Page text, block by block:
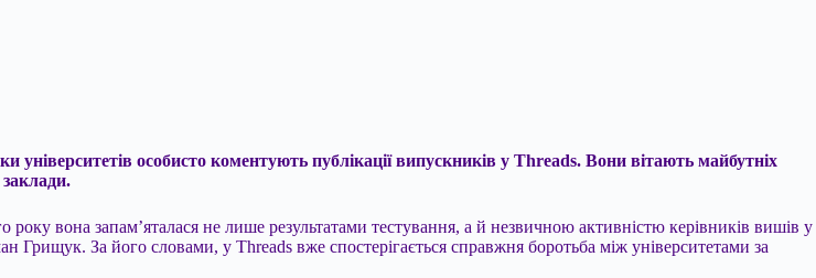
університетів особисто коментують публікації випускників у Threads. Вони вітають майбутніх
вона запам’яталася не лише результатами тестування, а й незвичною активністю керівників вишів у
За його словами, у Threads вже спостерігається справжня боротьба між університетами за